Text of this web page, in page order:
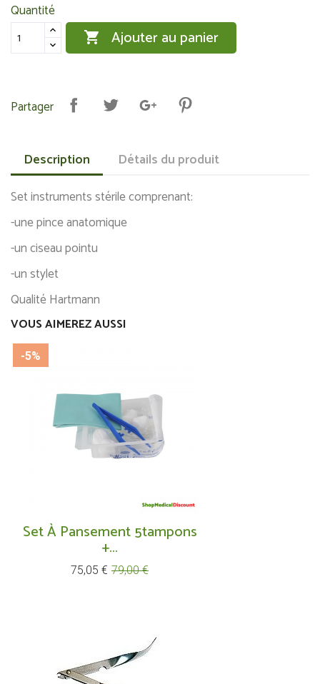
Quantité
 Ajouter au panier
Partager
Description Détails du produit
Set instruments stérile comprenant:
-une pince anatomique
-un ciseau pointu
-un stylet
Qualité Hartmann
VOUS AIMEREZ AUSSI
Set À Pansement 5tampons
+...
Prix
75,05 € Prix
79,00 €
-5%